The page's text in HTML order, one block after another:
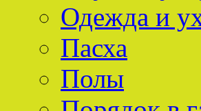
Одежда и
Пасха
Полы